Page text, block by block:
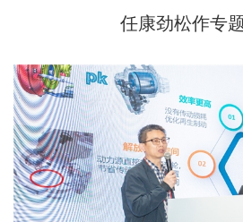
任康劲松作专